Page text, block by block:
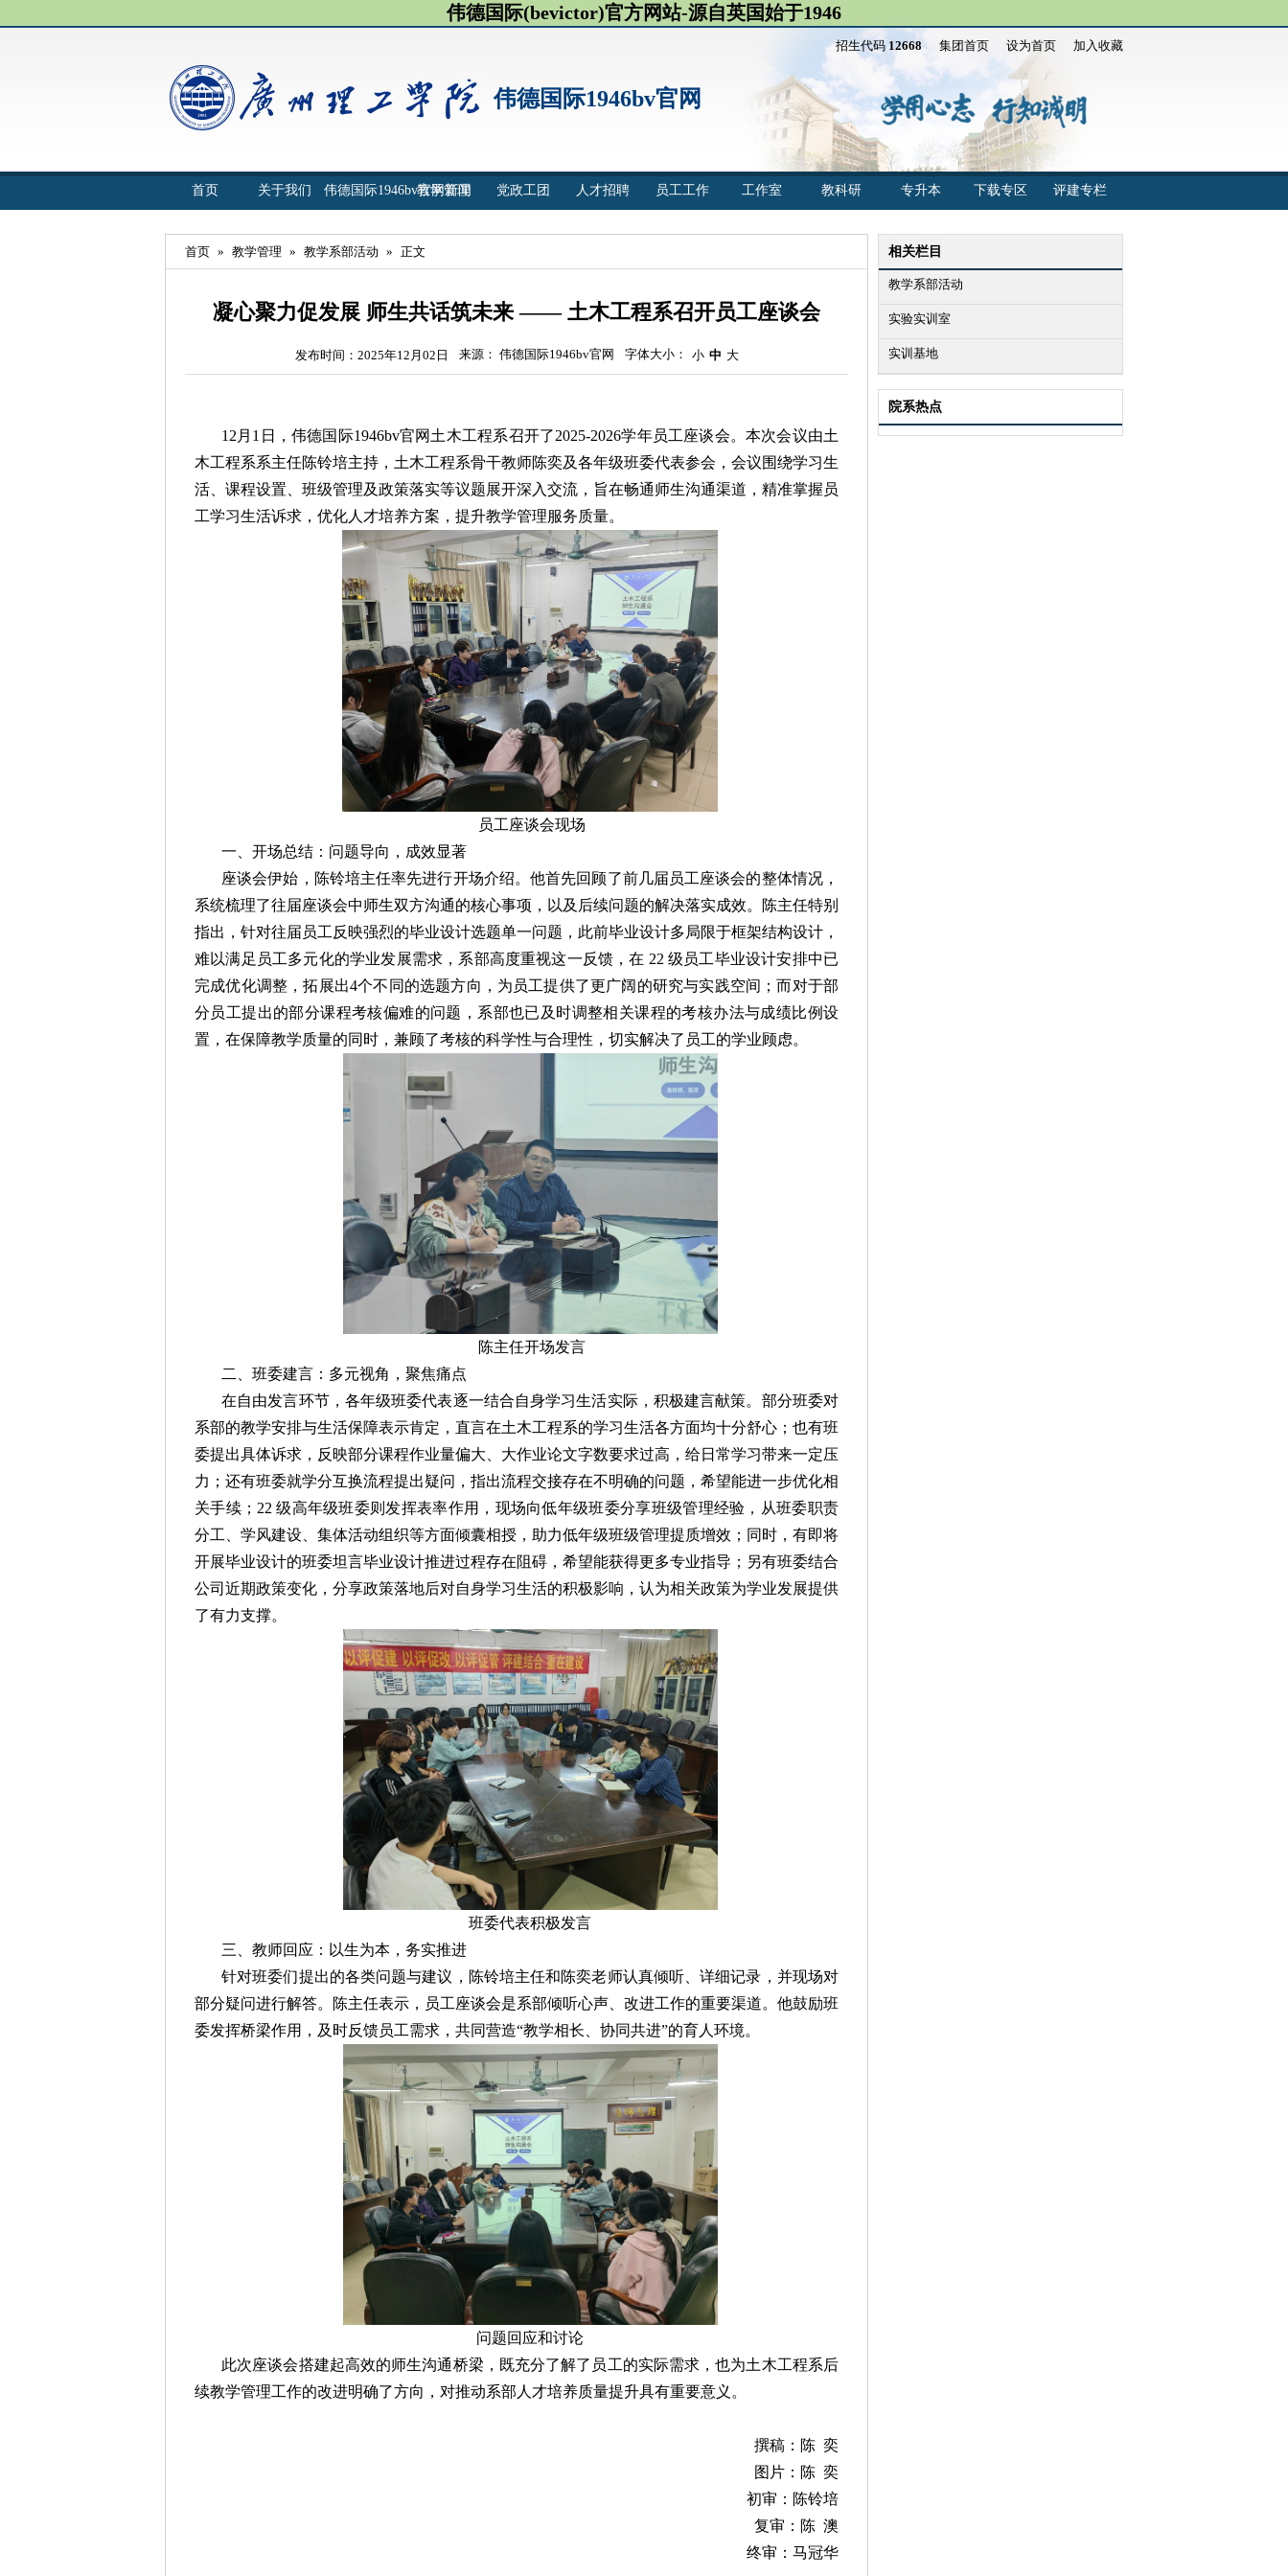
伟德国际(bevictor)官方网站-源自英国始于1946
招生代码12668 集团首页 设为首页 加入收藏
伟德国际1946bv官网
首页 关于我们 伟德国际1946bv官网新闻
教学管理 党政工团 人才招聘 员工工作 工作室 教科研 专升本 下载专区 评建专栏
相关栏目
教学系部活动
实验实训室
实训基地
院系热点
首页 » 教学管理 » 教学系部活动 » 正文
凝心聚力促发展 师生共话筑未来 —— 土木工程系召开员工座谈会
发布时间：2025年12月02日 来源： 伟德国际1946bv官网 字体大小： 小 中 大
12月1日，伟德国际1946bv官网土木工程系召开了2025-2026学年员工座谈会。本次会议由土
木工程系系主任陈铃培主持，土木工程系骨干教师陈奕及各年级班委代表参会，会议围绕学习生
活、课程设置、班级管理及政策落实等议题展开深入交流，旨在畅通师生沟通渠道，精准掌握员
工学习生活诉求，优化人才培养方案，提升教学管理服务质量。
员工座谈会现场
一、开场总结：问题导向，成效显著
座谈会伊始，陈铃培主任率先进行开场介绍。他首先回顾了前几届员工座谈会的整体情况，
系统梳理了往届座谈会中师生双方沟通的核心事项，以及后续问题的解决落实成效。陈主任特别
指出，针对往届员工反映强烈的毕业设计选题单一问题，此前毕业设计多局限于框架结构设计，
难以满足员工多元化的学业发展需求，系部高度重视这一反馈，在 22 级员工毕业设计安排中已
完成优化调整，拓展出4个不同的选题方向，为员工提供了更广阔的研究与实践空间；而对于部
分员工提出的部分课程考核偏难的问题，系部也已及时调整相关课程的考核办法与成绩比例设
置，在保障教学质量的同时，兼顾了考核的科学性与合理性，切实解决了员工的学业顾虑。
陈主任开场发言
在自由发言环节，各年级班委代表逐一结合自身学习生活实际，积极建言献策。部分班委对
系部的教学安排与生活保障表示肯定，直言在土木工程系的学习生活各方面均十分舒心；也有班
委提出具体诉求，反映部分课程作业量偏大、大作业论文字数要求过高，给日常学习带来一定压
力；还有班委就学分互换流程提出疑问，指出流程交接存在不明确的问题，希望能进一步优化相
关手续；22 级高年级班委则发挥表率作用，现场向低年级班委分享班级管理经验，从班委职责
分工、学风建设、集体活动组织等方面倾囊相授，助力低年级班级管理提质增效；同时，有即将
开展毕业设计的班委坦言毕业设计推进过程存在阻碍，希望能获得更多专业指导；另有班委结合
公司近期政策变化，分享政策落地后对自身学习生活的积极影响，认为相关政策为学业发展提供
了有力支撑。
班委代表积极发言
针对班委们提出的各类问题与建议，陈铃培主任和陈奕老师认真倾听、详细记录，并现场对
部分疑问进行解答。陈主任表示，员工座谈会是系部倾听心声、改进工作的重要渠道。他鼓励班
委发挥桥梁作用，及时反馈员工需求，共同营造“教学相长、协同共进”的育人环境。
问题回应和讨论
此次座谈会搭建起高效的师生沟通桥梁，既充分了解了员工的实际需求，也为土木工程系后
续教学管理工作的改进明确了方向，对推动系部人才培养质量提升具有重要意义。
撰稿：陈  奕
图片：陈  奕
初审：陈铃培
复审：陈  澳
终审：马冠华